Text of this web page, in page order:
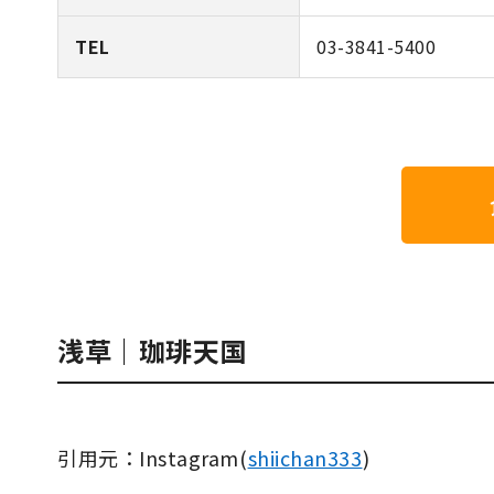
TEL 03-3841-5400
浅草｜珈琲天国
引用元：Instagram(shiichan333)